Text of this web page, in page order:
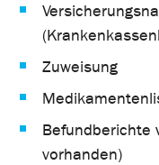
Zuweisung
Befundberichte
vorhanden)